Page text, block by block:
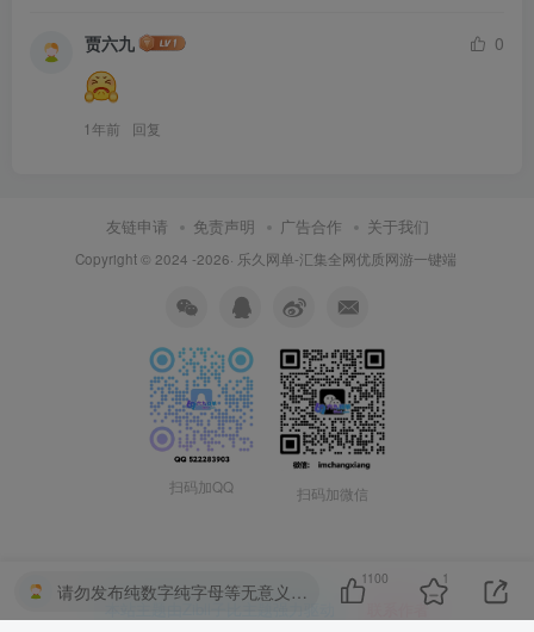
贾六九 0
1年前 回复
友链申请 免责声明 广告合作 关于我们
Copyright © 2024 -2026· 乐久网单-汇集全网优质网游一键端
扫码加QQ 扫码加微信
请勿发布纯数字纯字母等无意义的回复，否则将受到扣除积分、禁言、等处罚。
1100 1
本站主题由Zibll子比主题强力驱动 联系作者